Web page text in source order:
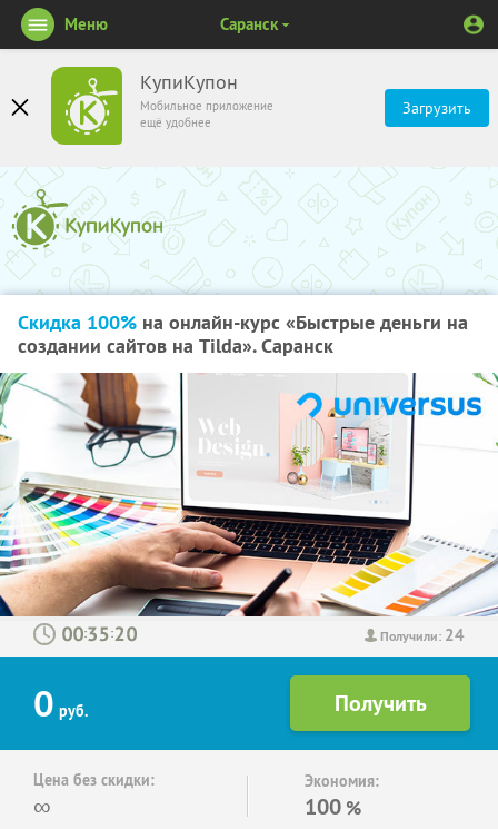
КупиКупон
Мобильное приложение
ещё удобнее
Загрузить
Меню Саранск
Скидка 100% на онлайн-курс «Быстрые деньги на
создании сайтов на Tilda». Саранск
Получили: 24
: :
0 руб.
Цена без скидки:
∞
Экономия:
100 %